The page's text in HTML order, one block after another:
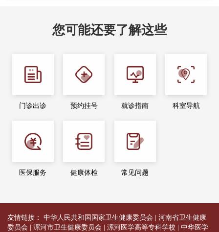
您可能还要了解这些
门诊出诊 预约挂号 就诊指南 科室导航
医保服务 健康体检 常见问题
友情链接： 中华人民共和国国家卫生健康委员会
河南省卫生健康
委员会
漯河市卫生健康委员会 漯河医学高等专科学校
中华医学